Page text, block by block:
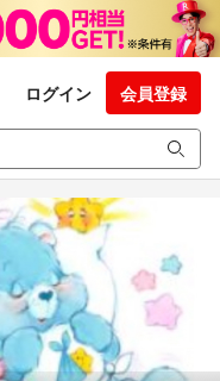
ログイン 会員登録